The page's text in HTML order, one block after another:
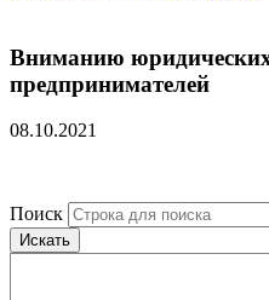
Вниманию
предпринимателей
08.10.2021
Поиск
Искать